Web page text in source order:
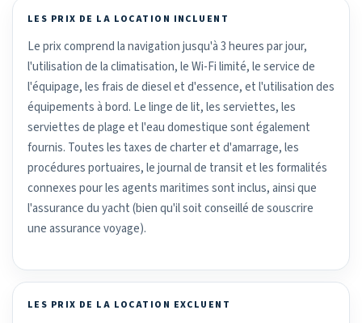
LES PRIX DE LA LOCATION INCLUENT
Le prix comprend la navigation jusqu'à 3 heures par jour,
l'utilisation de la climatisation, le Wi-Fi limité, le service de
l'équipage, les frais de diesel et d'essence, et l'utilisation des
équipements à bord. Le linge de lit, les serviettes, les
serviettes de plage et l'eau domestique sont également
fournis. Toutes les taxes de charter et d'amarrage, les
procédures portuaires, le journal de transit et les formalités
connexes pour les agents maritimes sont inclus, ainsi que
l'assurance du yacht (bien qu'il soit conseillé de souscrire
une assurance voyage).
LES PRIX DE LA LOCATION EXCLUENT